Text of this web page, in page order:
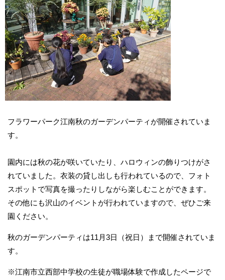
フラワーパーク江南秋のガーデンパーティが開催されていま
す。
園内には秋の花が咲いていたり、ハロウィンの飾りつけがさ
れていました。衣装の貸し出しも行われているので、フォト
スポットで写真を撮ったりしながら楽しむことができます。
その他にも沢山のイベントが行われていますので、ぜひご来
園ください。
秋のガーデンパーティは11月3日（祝日）まで開催されていま
す。
※江南市立西部中学校の生徒が職場体験で作成したページで